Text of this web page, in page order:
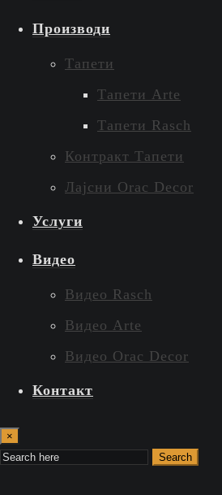
Производи
Тапети
Тапети Arte
Тапети Rasch
Контракт Тапети
Лајсни Orac Decor
Услуги
Видео
Видео Rasch
Видео Arte
Видео Orac Decor
Контакт
×
Search